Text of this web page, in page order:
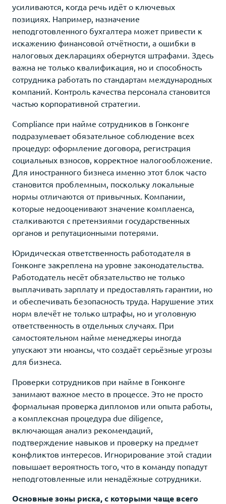
усиливаются, когда речь идёт о ключевых
позициях. Например, назначение
неподготовленного бухгалтера может привести к
искажению финансовой отчётности, а ошибки в
налоговых декларациях обернутся штрафами. Здесь
важна не только квалификация, но и способность
сотрудника работать по стандартам международных
компаний. Контроль качества персонала становится
частью корпоративной стратегии.
Compliance при найме сотрудников в Гонконге
подразумевает обязательное соблюдение всех
процедур: оформление договора, регистрация
социальных взносов, корректное налогообложение.
Для иностранного бизнеса именно этот блок часто
становится проблемным, поскольку локальные
нормы отличаются от привычных. Компании,
которые недооценивают значение комплаенса,
сталкиваются с претензиями государственных
органов и репутационными потерями.
Юридическая ответственность работодателя в
Гонконге закреплена на уровне законодательства.
Работодатель несёт обязательство не только
выплачивать зарплату и предоставлять гарантии, но
и обеспечивать безопасность труда. Нарушение этих
норм влечёт не только штрафы, но и уголовную
ответственность в отдельных случаях. При
самостоятельном найме менеджеры иногда
упускают эти нюансы, что создаёт серьёзные угрозы
для бизнеса.
Проверки сотрудников при найме в Гонконге
занимают важное место в процессе. Это не просто
формальная проверка дипломов или опыта работы,
а комплексная процедура due diligence,
включающая анализ рекомендаций,
подтверждение навыков и проверку на предмет
конфликтов интересов. Игнорирование этой стадии
повышает вероятность того, что в команду попадут
неподготовленные или ненадёжные сотрудники.
Основные зоны риска, с которыми чаще всего